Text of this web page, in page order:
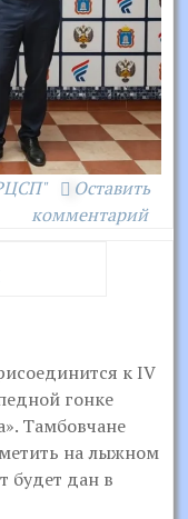
Оставить
комментарий
к IV
гонке
Тамбовчане
на лыжном
будет дан в